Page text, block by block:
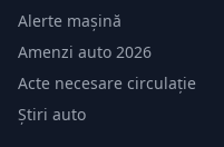
Alerte mașină
Amenzi auto 2026
Acte necesare circulație
Știri auto